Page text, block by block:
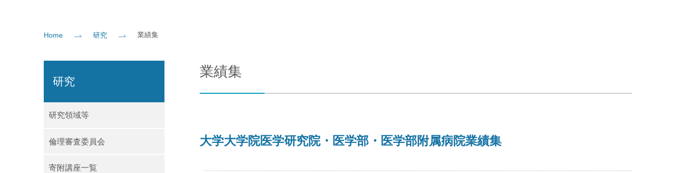
在学生・教員の方お問い合わせ
Home 研究 業績集
業績集
大学大学院医学研究院・医学部・医学部附属病院業績集
研究
研究領域等
倫理審査委員会
寄附講座一覧